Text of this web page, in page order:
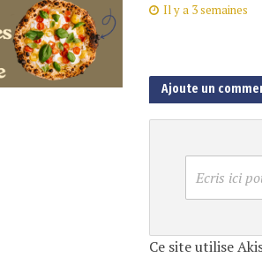
Il y a 3 semaines
Ajoute un
Ecris ici
Ce site utilise